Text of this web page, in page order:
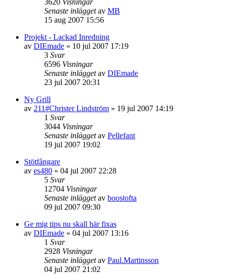
Senaste inläggetav MB
15 aug 2007 15:56
Projekt - Lackad Inredning
av DIEmade » 10 jul 2007 17:19
3 Svar
6596 Visningar
Senaste inläggetav DIEmade
23 jul 2007 20:31
Ny Grill
av 211#Christer Lindström » 19 jul 2007 14:19
1 Svar
3044 Visningar
Senaste inläggetav Pellefant
19 jul 2007 19:02
Stötfångare
av es480 » 04 jul 2007 22:28
5 Svar
12704 Visningar
Senaste inläggetav boostofta
09 jul 2007 09:30
Ge mig tips nu skall här fixas
av DIEmade » 04 jul 2007 13:16
1 Svar
2928 Visningar
Senaste inläggetav Paul.Martinsson
04 jul 2007 21:02